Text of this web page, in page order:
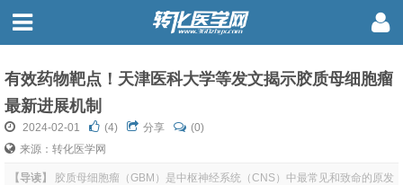
有效药物靶点！天津医科大学等发文揭示胶质母细胞瘤
最新进展机制
2024-02-01 (4) 分享
(0)
来源：转化医学网
【导读】
胶质母细胞瘤（GBM）是中枢神经系统（CNS）中最常见和致命的原发